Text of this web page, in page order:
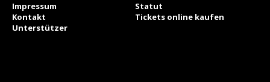
Impressum
Statut
Kontakt
Tickets online kaufen
Unterstützer